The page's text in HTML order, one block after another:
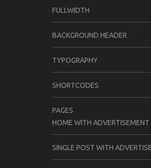
FULLWIDTH
BACKGROUND HEADER
TYPOGRAPHY
SHORTCODES
PAGES
HOME WITH ADVERTISEMENT
SINGLE POST WITH